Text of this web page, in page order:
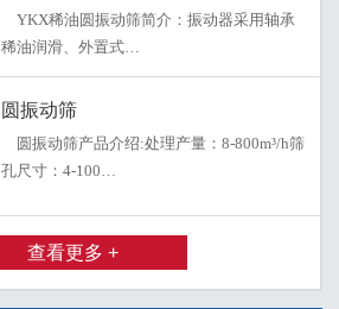
YKX稀油圆振动筛简介：振动器采用轴承
稀油润滑、外置式…
圆振动筛
圆振动筛产品介绍:处理产量：8-800m³/h筛
孔尺寸：4-100…
查看更多 +